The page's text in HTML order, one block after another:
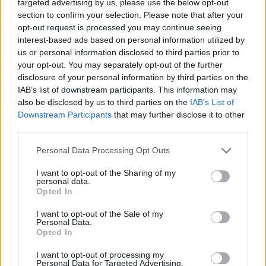
targeted advertising by us, please use the below opt-out
section to confirm your selection. Please note that after your
opt-out request is processed you may continue seeing
interest-based ads based on personal information utilized by
us or personal information disclosed to third parties prior to
your opt-out. You may separately opt-out of the further
disclosure of your personal information by third parties on the
IAB’s list of downstream participants. This information may
also be disclosed by us to third parties on the IAB’s List of
Downstream Participants that may further disclose it to other
Personal Data Processing Opt Outs
I want to opt-out of the Sharing of my
personal data.
Opted In
I want to opt-out of the Sale of my
Personal Data.
Opted In
I want to opt-out of processing my
Personal Data for Targeted Advertising.
„két iksz, ami mindent megváltoztat”,ugyanis
most„csak el kell menni”– mármint szavazni. De
rossz hírem van: a Tisza és Magyar Péter
ugyanúgy rabja az általuk öreg, wannabe
császárnak nevezett Orbánnak. Akármi lesz, a
NER máris győzött. Mert a kihívója semmilyen
tétre menő kérdésben – legyen az adó- vagy
nyugdíjpolitika, bevándorlás, Pride, Ukrajna –
nem mer (sőt, nem is akar) ellentmondani neki. Ez
a mentalitás bólogatott anno 1849 császári és
cári reálpolitikájának – nézd ezeket a hülye
belátta, hogy nincs értelme, ezek meg bedőlnek a
háborús uszító Petőfinek, aki vágóhídra küldené